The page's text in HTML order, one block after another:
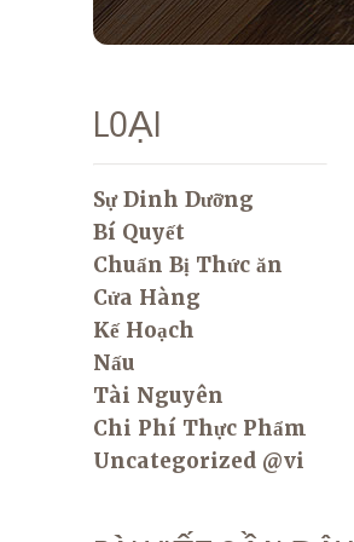
LOẠI
Sự Dinh Dưỡng
Bí Quyết
Chuẩn Bị Thức ăn
Cửa Hàng
Kế Hoạch
Nấu
Tài Nguyên
Chi Phí Thực Phẩm
Uncategorized @vi